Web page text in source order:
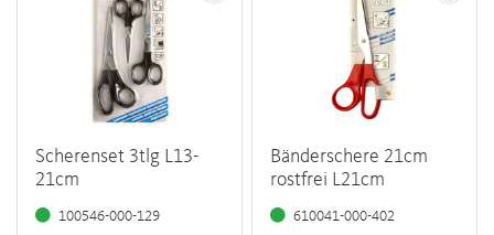
Scherenset 3tlg L13-
21cm
100546-000-129
Bänderschere 21cm
rostfrei L21cm
610041-000-402